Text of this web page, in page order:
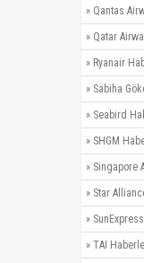
» Qantas
» Qatar
» Ryanair
» Sabiha
» Seabird
» SHGM
» Singapore
» Star
»
» TAI